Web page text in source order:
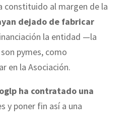
constituido al margen de la
dejado de fabricar
la entidad —la
pymes, como
en la Asociación.
ha contratado una
y poner fin así a una